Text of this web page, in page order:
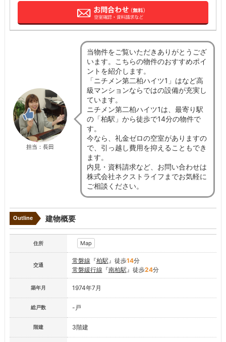
担当：長田
当物件をご覧いただきありがとうござ
います。こちらの物件のおすすめポイ
ントを紹介します。
「ニチメン第二柏ハイツ1」はなど高
級マンションならではの設備が充実し
ています。
ニチメン第二柏ハイツ1は、最寄り駅
の「柏駅」から徒歩で14分の物件で
す。
今なら、礼金ゼロの空室がありますの
で、引っ越し費用を抑えることもでき
ます。
内見・資料請求など、お問い合わせは
株式会社ネクストライフまでお気軽に
ご相談ください。
Outline 建物概要
住所 Map
交通
常磐線 『柏駅 』徒歩14分
常磐緩行線 『南柏駅 』徒歩24分
築年月 1974年7月
総戸数 -戸
階建 3階建